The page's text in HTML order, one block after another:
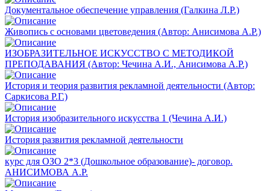
Документальное обеспечение управления (Галкина Л.Р.)
Живопись с основами цветоведения (Автор: Анисимова А.Р.)
ИЗОБРАЗИТЕЛЬНОЕ ИСКУССТВО С МЕТОДИКОЙ
ПРЕПОДАВАНИЯ (Автор: Чечина А.И., Анисимова А.Р.)
История и теория развития рекламной деятельности (Автор:
Саркисова Р.Г.)
История изобразительного искусства 1 (Чечина А.И.)
История развития рекламной деятельности
курс для ОЗО 2*3 (Дошкольное образование)- договор.
АНИСИМОВА А.Р.